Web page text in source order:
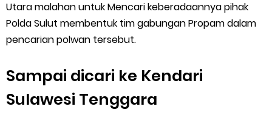
Utara malahan untuk Mencari keberadaannya pihak
Polda Sulut membentuk tim gabungan Propam dalam
pencarian polwan tersebut.
Sampai dicari ke Kendari
Sulawesi Tenggara